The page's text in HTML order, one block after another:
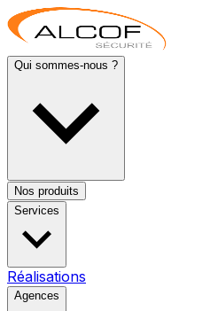
Qui sommes-nous ?
Nos produits
Services
Réalisations
Agences